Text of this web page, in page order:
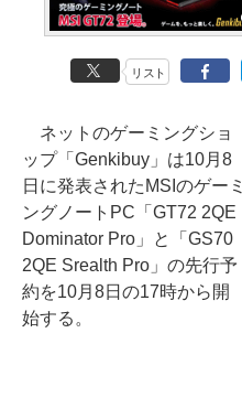
リスト
ネットのゲーミングショ
ップ「Genkibuy」は10月8
日に発表されたMSIのゲーミ
ングノートPC「GT72 2QE
Dominator Pro」と「GS70
2QE Srealth Pro」の先行予
約を10月8日の17時から開
始する。